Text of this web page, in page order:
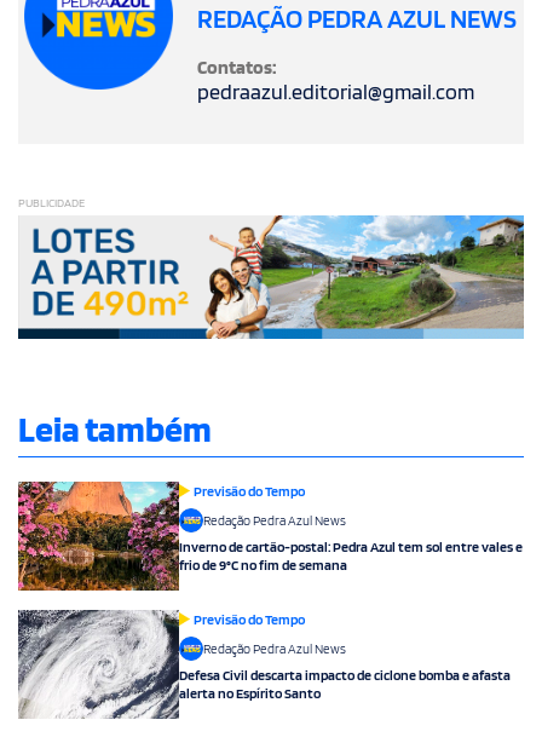
REDAÇÃO PEDRA AZUL NEWS
Contatos:
pedraazul.editorial@gmail.com
PUBLICIDADE
Leia também
Previsão do Tempo
Redação Pedra Azul News
Inverno de cartão-postal: Pedra Azul tem sol entre vales e
frio de 9°C no fim de semana
Previsão do Tempo
Redação Pedra Azul News
Defesa Civil descarta impacto de ciclone bomba e afasta
alerta no Espírito Santo